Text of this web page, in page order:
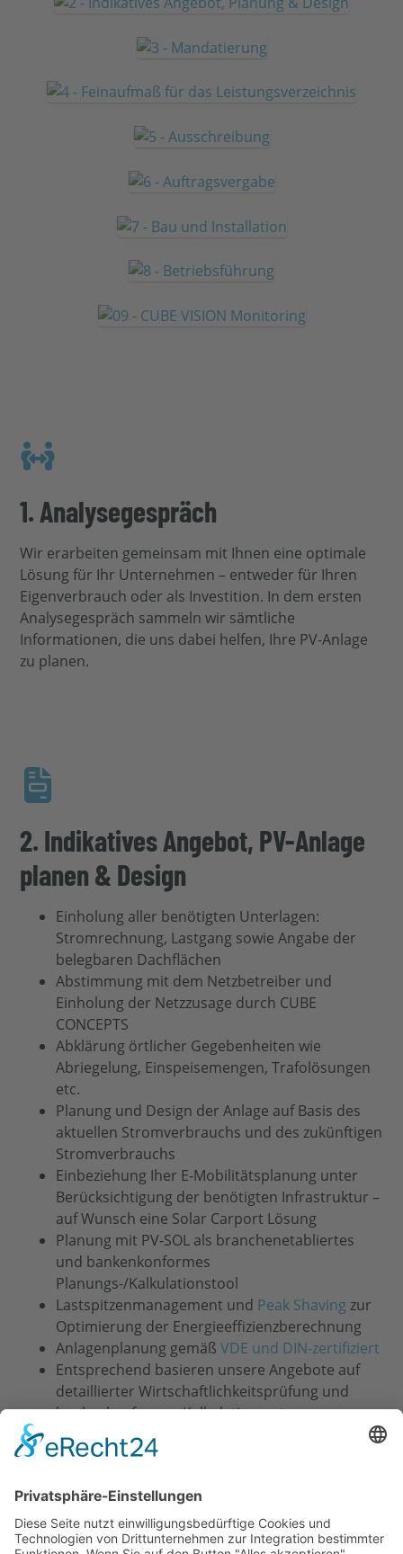
1. Analysegespräch
Wir erarbeiten gemeinsam mit Ihnen eine optimale
Lösung für Ihr Unternehmen – entweder für Ihren
Eigenverbrauch oder als Investition. In dem ersten
Analysegespräch sammeln wir sämtliche
Informationen, die uns dabei helfen, Ihre PV-Anlage
zu planen.
2. Indikatives Angebot, PV-Anlage
planen & Design
Einholung aller benötigten Unterlagen:
Stromrechnung, Lastgang sowie Angabe der
belegbaren Dachflächen
Abstimmung mit dem Netzbetreiber und
Einholung der Netzzusage durch CUBE
CONCEPTS
Abklärung örtlicher Gegebenheiten wie
Abriegelung, Einspeisemengen, Trafolösungen
etc.
Planung und Design der Anlage auf Basis des
aktuellen Stromverbrauchs und des zukünftigen
Stromverbrauchs
Einbeziehung Iher E-Mobilitätsplanung unter
Berücksichtigung der benötigten Infrastruktur –
auf Wunsch eine Solar Carport Lösung
Planung mit PV-SOL als branchenetabliertes
und bankenkonformes
Planungs-/Kalkulationstool
Lastspitzenmanagement und Peak Shaving zur
Optimierung der Energieeffizienzberechnung
Anlagenplanung gemäßVDE und DIN-zertifiziert
Entsprechend basieren unsere Angebote auf
detaillierter Wirtschaftlichkeitsprüfung und
bankenkonformer Kalkulation unter
Berücksichtigung aller betriebswirtschaftlichen
und steuerlichen Aspekte